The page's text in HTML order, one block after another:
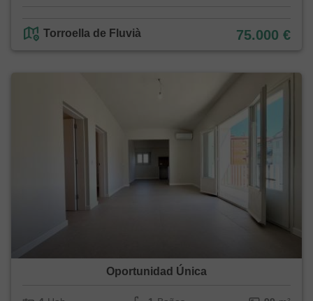
Torroella de Fluvià 75.000 €
Oportunidad Única